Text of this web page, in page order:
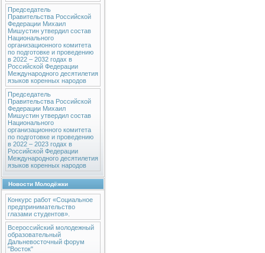
Председатель
Правительства Российской
Федерации Михаил
Мишустин утвердил состав
Национального
организационного комитета
по подготовке и проведению
в 2022 – 2032 годах в
Российской Федерации
Международного десятилетия
языков коренных народов
Председатель
Правительства Российской
Федерации Михаил
Мишустин утвердил состав
Национального
организационного комитета
по подготовке и проведению
в 2022 – 2023 годах в
Российской Федерации
Международного десятилетия
языков коренных народов
Новости Молодёжки
Конкурс работ «Социальное
предпринимательство
глазами студентов».
Всероссийский молодежный
образовательный
Дальневосточный форум
"Восток"